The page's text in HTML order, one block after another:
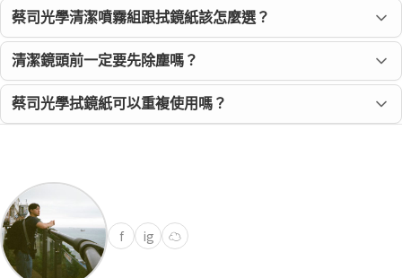
蔡司光學清潔噴霧組跟拭鏡紙該怎麼選？
清潔鏡頭前一定要先除塵嗎？
蔡司光學拭鏡紙可以重複使用嗎？
f ig ☁